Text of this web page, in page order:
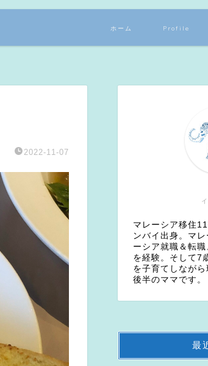
ホーム Profile
2022-11-07
マレーシア移住
ンバイ出身。マ
ーシア就職＆転
を経験。そして7
を子育てしなが
後半のママです。
最